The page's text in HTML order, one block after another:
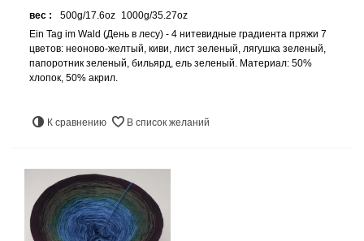
вес :
500g/17.6oz 1000g/35.27oz
Ein Tag im Wald (День в лесу) - 4 нитевидные градиента пряжи 7
цветов: неоново-желтый, киви, лист зеленый, лягушка зеленый,
папоротник зеленый, бильярд, ель зеленый. Материал: 50%
хлопок, 50% акрил.
К сравнению В список желаний